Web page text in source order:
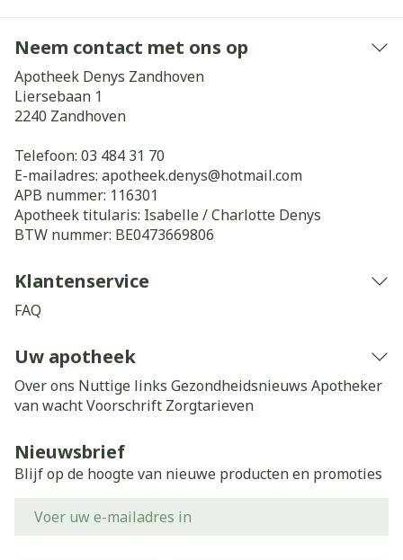
Neem contact met ons op
Apotheek Denys Zandhoven
Liersebaan 1
2240 Zandhoven
Telefoon: 03 484 31 70
E-mailadres: apotheek.denys@hotmail.com
APB nummer: 116301
Apotheek titularis: Isabelle / Charlotte Denys
BTW nummer: BE0473669806
Klantenservice
FAQ
Uw apotheek
Over ons Nuttige links Gezondheidsnieuws Apotheker
van wachtVoorschrift Zorgtarieven
Nieuwsbrief
Blijf op de hoogte van nieuwe producten en promoties